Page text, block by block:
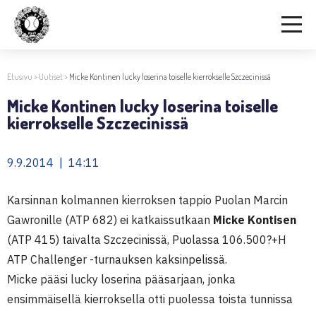
Etusivu > Uutiset> Micke Kontinen lucky loserina toiselle kierrokselle Szczecinissä
Micke Kontinen lucky loserina toiselle
kierrokselle Szczecinissä
9.9.2014 | 14:11
Karsinnan kolmannen kierroksen tappio Puolan Marcin
Gawronille (ATP 682) ei katkaissutkaan Micke Kontisen
(ATP 415) taivalta Szczecinissä, Puolassa 106.500?+H
ATP Challenger -turnauksen kaksinpelissä.
Micke pääsi lucky loserina pääsarjaan, jonka
ensimmäisellä kierroksella otti puolessa toista tunnissa